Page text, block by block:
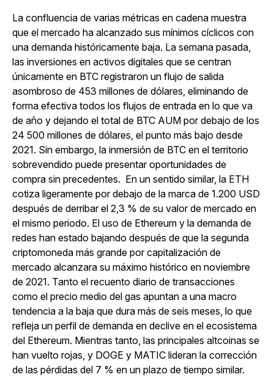
La confluencia de varias métricas en cadena muestra
que el mercado ha alcanzado sus mínimos cíclicos con
una demanda históricamente baja. La semana pasada,
las inversiones en activos digitales que se centran
únicamente en BTC registraron un flujo de salida
asombroso de 453 millones de dólares, eliminando de
forma efectiva todos los flujos de entrada en lo que va
de año y dejando el total de BTC AUM por debajo de los
24 500 millones de dólares, el punto más bajo desde
2021. Sin embargo, la inmersión de BTC en el territorio
sobrevendido puede presentar oportunidades de
compra sin precedentes. En un sentido similar, la ETH
cotiza ligeramente por debajo de la marca de 1.200 USD
después de derribar el 2,3 % de su valor de mercado en
el mismo periodo. El uso de Ethereum y la demanda de
redes han estado bajando después de que la segunda
criptomoneda más grande por capitalización de
mercado alcanzara su máximo histórico en noviembre
de 2021. Tanto el recuento diario de transacciones
como el precio medio del gas apuntan a una macro
tendencia a la baja que dura más de seis meses, lo que
refleja un perfil de demanda en declive en el ecosistema
del Ethereum. Mientras tanto, las principales altcoinas se
han vuelto rojas, y DOGE y MATIC lideran la corrección
de las pérdidas del 7 % en un plazo de tiempo similar.